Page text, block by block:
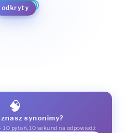
odkryty
bezludny
czysty
nagi
opustoszały
opuszczony
pusty
surowy
wyludniony
wymarły
🧠
znasz synonimy?
pytań, 10 sekund na odpowiedź